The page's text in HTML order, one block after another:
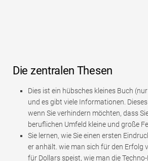
Die zentralen Thesen
Dies ist ein hübsches kleines Buch
und es gibt viele Informationen.
wenn Sie verhindern möchten, dass
beruflichen Umfeld kleine und große
Sie lernen, wie Sie einen ersten
er anhält. wie man sich für den Erfolg
für Dollars speist, wie man die